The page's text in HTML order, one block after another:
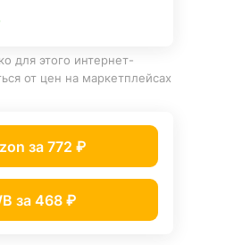
для этого интернет-
от цен на маркетплейсах
за 772 ₽
за 468 ₽